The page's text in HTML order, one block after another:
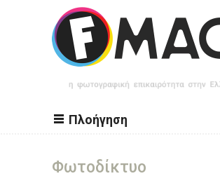
Παράκαμψη προς το κυρίως περιεχόμενο
Πλοήγηση
Φωτοδίκτυο